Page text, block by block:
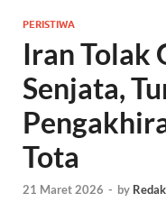
PERISTIWA
Iran Tolak
Senjata,
Tota
21 Maret 2026 - by